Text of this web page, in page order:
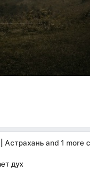
Астраханьand 1 more
дух